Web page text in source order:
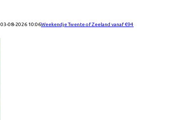
03-08-2026 10:06Weekendje Twente of Zeeland vanaf €94